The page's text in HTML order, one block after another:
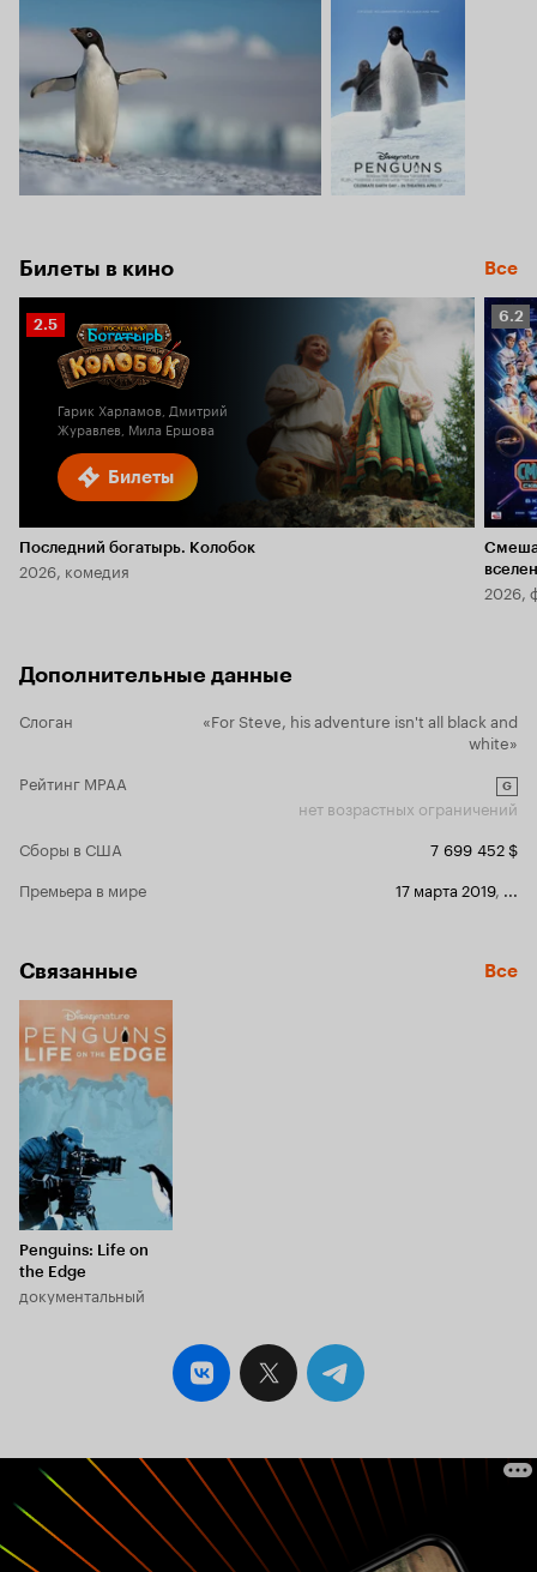
Билеты в кино Все
Билеты
Рейтинг
Кинопоиска
2.5
Гарик Харламов, Дмитрий
Журавлев, Мила Ершова
Последний богатырь. Колобок
2026, комедия
6.2
6.2
2026,
Дополнительные данные
Слоган
«For Steve, his adventure isn't all black and
white»
Рейтинг MPAA
G
нет возрастных ограничений
Сборы в США
7 699 452 $
Премьера в мире
17 марта 2019,
Связанные Все
Penguins: Life on
the Edge
документальный